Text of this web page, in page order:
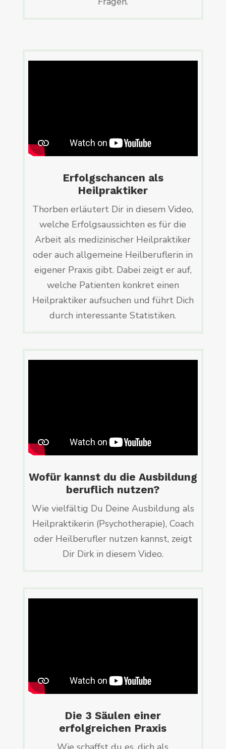
Erfolgschancen als
Heilpraktiker
Thorben erläutert Dir in diesem Video,
welche Erfolgsaussichten es für die
Arbeit als medizinischer Heilpraktiker
oder auch allgemeine Heilberuflerin in
eigener Praxis gibt. Dabei zeigt er auf,
welche Patienten konkret einen
Heilpraktiker aufsuchen und führt Dich
durch interessante Statistiken.
Wofür kannst du die Ausbildung
beruflich nutzen?
Wie vielfältig Du Deine Ausbildung als
Heilpraktikerin (Psychotherapie), Coach
oder Heilberufler nutzen kannst, zeigt
Dir Dirk in diesem Video.
Die 3 Säulen einer
erfolgreichen Praxis